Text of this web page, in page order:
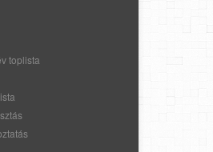
toplista